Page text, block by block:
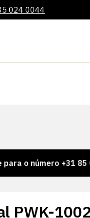
024 0044
+31 85 024
PWK-